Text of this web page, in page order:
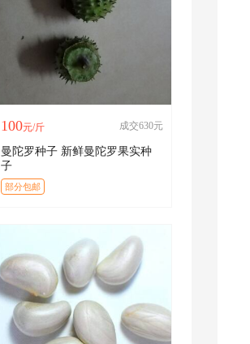
100元/斤 成交630元
曼陀罗种子 新鲜曼陀罗果实种
子
部分包邮